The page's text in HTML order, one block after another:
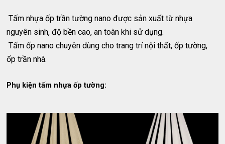
Tấm nhựa ốp trần tường nano được sản xuất từ nhựa
nguyên sinh, độ bền cao, an toàn khi sử dụng.
Tấm ốp nano chuyên dùng cho trang trí nội thất, ốp tường,
ốp trần nhà.
Phụ kiện tấm nhựa ốp tường: